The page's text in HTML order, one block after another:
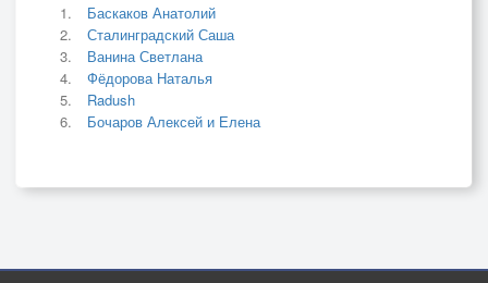
Баскаков Анатолий
Сталинградский Саша
Ванина Светлана
Фёдорова Наталья
Radush
Бочаров Алексей и Елена